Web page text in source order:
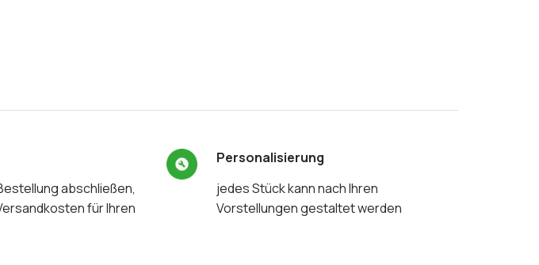
abschließen,
für Ihren
Personalisierung
jedes Stück kann nach Ihren
Vorstellungen gestaltet werden